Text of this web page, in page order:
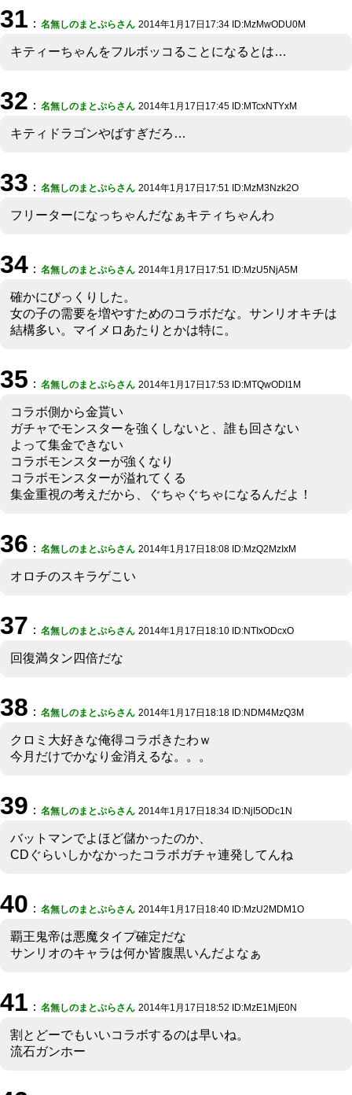
31 ： 名無しのまとぷらさん 2014年1月17日17:34 ID:MzMwODU0M
キティーちゃんをフルボッコることになるとは…
32 ： 名無しのまとぷらさん 2014年1月17日17:45 ID:MTcxNTYxM
キティドラゴンやばすぎだろ…
33 ： 名無しのまとぷらさん 2014年1月17日17:51 ID:MzM3Nzk2O
フリーターになっちゃんだなぁキティちゃんわ
34 ： 名無しのまとぷらさん 2014年1月17日17:51 ID:MzU5NjA5M
確かにびっくりした。
女の子の需要を増やすためのコラボだな。サンリオキチは
結構多い。マイメロあたりとかは特に。
35 ： 名無しのまとぷらさん 2014年1月17日17:53 ID:MTQwODI1M
コラボ側から金貰い
ガチャでモンスターを強くしないと、誰も回さない
よって集金できない
コラボモンスターが強くなり
コラボモンスターが溢れてくる
集金重視の考えだから、ぐちゃぐちゃになるんだよ！
36 ： 名無しのまとぷらさん 2014年1月17日18:08 ID:MzQ2MzIxM
オロチのスキラゲこい
37 ： 名無しのまとぷらさん 2014年1月17日18:10 ID:NTIxODcxO
回復満タン四倍だな
38 ： 名無しのまとぷらさん 2014年1月17日18:18 ID:NDM4MzQ3M
クロミ大好きな俺得コラボきたわｗ
今月だけでかなり金消えるな。。。
39 ： 名無しのまとぷらさん 2014年1月17日18:34 ID:NjI5ODc1N
バットマンでよほど儲かったのか、
CDぐらいしかなかったコラボガチャ連発してんね
40 ： 名無しのまとぷらさん 2014年1月17日18:40 ID:MzU2MDM1O
覇王鬼帝は悪魔タイプ確定だな
サンリオのキャラは何か皆腹黒いんだよなぁ
41 ： 名無しのまとぷらさん 2014年1月17日18:52 ID:MzE1MjE0N
割とどーでもいいコラボするのは早いね。
流石ガンホー